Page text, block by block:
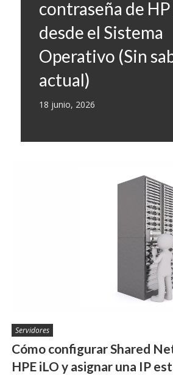
contraseña de
desde el Sistema
Operativo (Sin
actual)
18 junio, 2026
Servidores
Cómo configurar Shared
HPE iLO y asignar una IP